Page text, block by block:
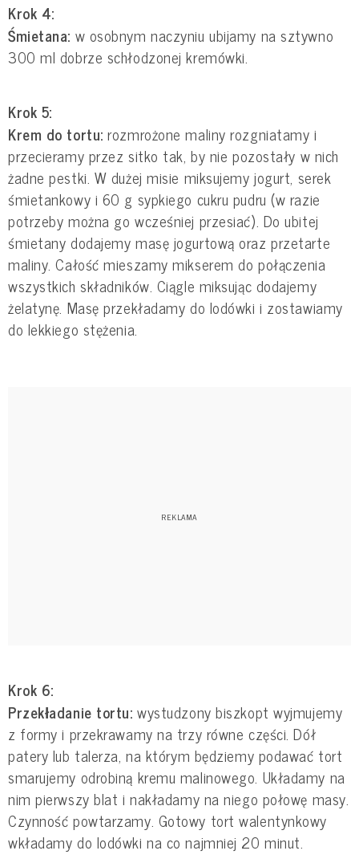
Krok 4:
Śmietana: w osobnym naczyniu ubijamy na sztywno
300 ml dobrze schłodzonej kremówki.
Krok 5:
Krem do tortu: rozmrożone maliny rozgniatamy i
przecieramy przez sitko tak, by nie pozostały w nich
żadne pestki. W dużej misie miksujemy jogurt, serek
śmietankowy i 60 g sypkiego cukru pudru (w razie
potrzeby można go wcześniej przesiać). Do ubitej
śmietany dodajemy masę jogurtową oraz przetarte
maliny. Całość mieszamy mikserem do połączenia
wszystkich składników. Ciągle miksując dodajemy
żelatynę. Masę przekładamy do lodówki i zostawiamy
do lekkiego stężenia.
Krok 6:
Przekładanie tortu: wystudzony biszkopt wyjmujemy
z formy i przekrawamy na trzy równe części. Dół
patery lub talerza, na którym będziemy podawać tort
smarujemy odrobiną kremu malinowego. Układamy na
nim pierwszy blat i nakładamy na niego połowę masy.
Czynność powtarzamy. Gotowy tort walentynkowy
wkładamy do lodówki na co najmniej 20 minut.